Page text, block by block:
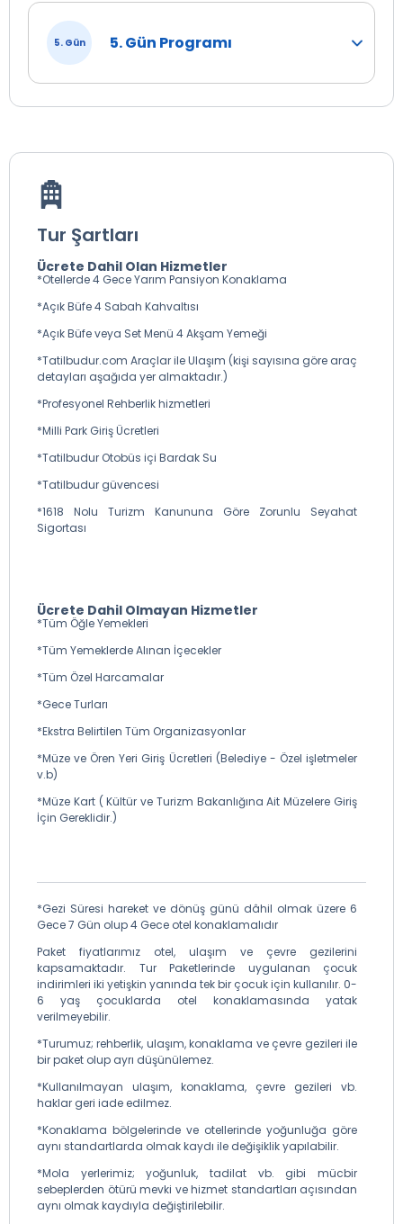
5. Gün 5. Gün Programı
Tur Şartları
Ücrete Dahil Olan Hizmetler
*Otellerde 4 Gece Yarım Pansiyon Konaklama
*Açık Büfe 4 Sabah Kahvaltısı
*Açık Büfe veya Set Menü 4 Akşam Yemeği
*Tatilbudur.com Araçlar ile Ulaşım (kişi sayısına göre araç
detayları aşağıda yer almaktadır.)
*Profesyonel Rehberlik hizmetleri
*Milli Park Giriş Ücretleri
*Tatilbudur Otobüs içi Bardak Su
*Tatilbudur güvencesi
*1618 Nolu Turizm Kanununa Göre Zorunlu Seyahat
Sigortası
Ücrete Dahil Olmayan Hizmetler
*Tüm Öğle Yemekleri
*Tüm Yemeklerde Alınan İçecekler
*Tüm Özel Harcamalar
*Gece Turları
*Ekstra Belirtilen Tüm Organizasyonlar
*Müze ve Ören Yeri Giriş Ücretleri (Belediye - Özel işletmeler
v.b)
*Müze Kart ( Kültür ve Turizm Bakanlığına Ait Müzelere Giriş
İçin Gereklidir.)
*Gezi Süresi hareket ve dönüş günü dâhil olmak üzere 6
Gece 7 Gün olup 4 Gece otel konaklamalıdır
Paket fiyatlarımız otel, ulaşım ve çevre gezilerini
kapsamaktadır. Tur Paketlerinde uygulanan çocuk
indirimleri iki yetişkin yanında tek bir çocuk için kullanılır. 0-
6 yaş çocuklarda otel konaklamasında yatak
verilmeyebilir.
*Turumuz; rehberlik, ulaşım, konaklama ve çevre gezileri ile
bir paket olup ayrı düşünülemez.
*Kullanılmayan ulaşım, konaklama, çevre gezileri vb.
haklar geri iade edilmez.
*Konaklama bölgelerinde ve otellerinde yoğunluğa göre
aynı standartlarda olmak kaydı ile değişiklik yapılabilir.
*Mola yerlerimiz; yoğunluk, tadilat vb. gibi mücbir
sebeplerden ötürü mevki ve hizmet standartları açısından
aynı olmak kaydıyla değiştirilebilir.